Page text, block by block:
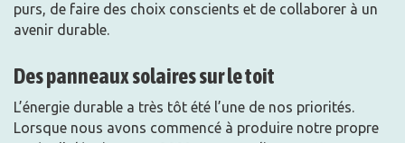
purs, de faire des choix conscients et de collaborer à un
avenir durable.
Des panneaux solaires sur le toit
L’énergie durable a très tôt été l’une de nos priorités.
Lorsque nous avons commencé à produire notre propre